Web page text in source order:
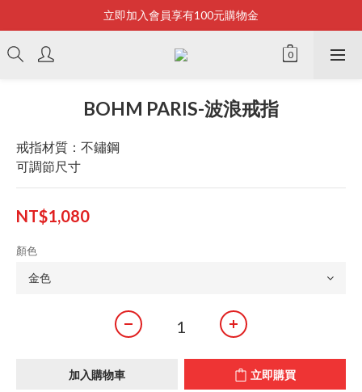
Bonjour~
立即加入會員享有100元購物金
全店滿2500即享免運
BOHM PARIS-波浪戒指
戒指材質：不鏽鋼
可調節尺寸
NT$1,080
顏色
加入購物車 立即購買